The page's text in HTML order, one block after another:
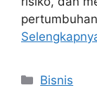
Kategori
Bisnis